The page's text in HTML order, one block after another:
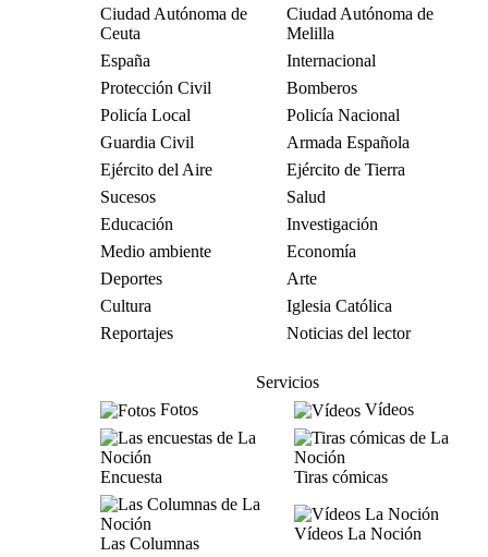
Ciudad Autónoma de
Ceuta
Ciudad Autónoma de
Melilla
España
Internacional
Protección Civil
Bomberos
Policía Local
Policía Nacional
Guardia Civil
Armada Española
Ejército del Aire
Ejército de Tierra
Sucesos
Salud
Educación
Investigación
Medio ambiente
Economía
Deportes
Arte
Cultura
Iglesia Católica
Reportajes
Noticias del lector
Servicios
Fotos
Vídeos
Encuesta Tiras cómicas
Las Columnas
Vídeos La Noción